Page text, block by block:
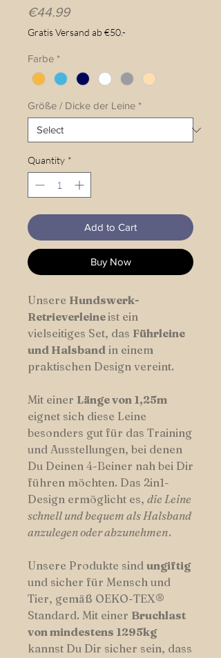
€44.99Price
Gratis Versand ab €50.-
Farbe *
Größe / Dicke der Leine *
Quantity *
Add to Cart
Buy Now
Unsere Hundswerk-
Retrieverleineist ein
vielseitiges Set, das Führleine
und Halsband in einem
praktischen Design vereint.
Mit einer Länge von 1,25m
eignet sich diese Leine
besonders gut für das Training
und Ausstellungen, bei denen
Du Deinen 4-Beiner nah bei Dir
führen möchten. Das 2in1-
Design ermöglicht es, die Leine
schnell und bequem als Halsband
anzulegen oder abzunehmen.
Unsere Produkte sind ungiftig
und sicher für Mensch und
Tier, gemäß OEKO-TEX®
Standard. Mit einer Bruchlast
von mindestens 1295kg
kannst Du Dir sicher sein, dass